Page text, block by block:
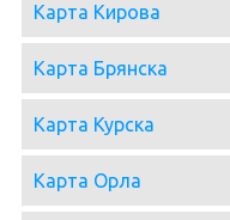
Карта Кирова
Карта Брянска
Карта Курска
Карта Орла